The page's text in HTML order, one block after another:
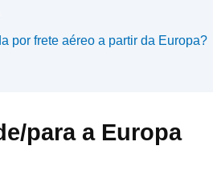
por frete aéreo a partir da Europa?
para a Europa